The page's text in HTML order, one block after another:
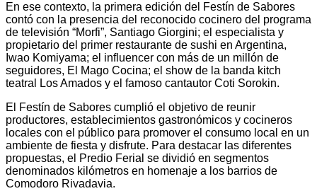
En ese contexto, la primera edición del Festín de Sabores
contó con la presencia del reconocido cocinero del programa
de televisión “Morfi”, Santiago Giorgini; el especialista y
propietario del primer restaurante de sushi en Argentina,
Iwao Komiyama; el influencer con más de un millón de
seguidores, El Mago Cocina; el show de la banda kitch
teatral Los Amados y el famoso cantautor Coti Sorokin.
El Festín de Sabores cumplió el objetivo de reunir
productores, establecimientos gastronómicos y cocineros
locales con el público para promover el consumo local en un
ambiente de fiesta y disfrute. Para destacar las diferentes
propuestas, el Predio Ferial se dividió en segmentos
denominados kilómetros en homenaje a los barrios de
Comodoro Rivadavia.